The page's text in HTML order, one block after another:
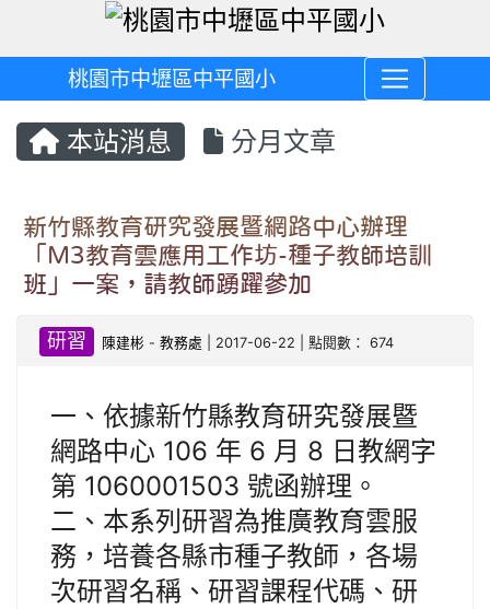
桃園市中壢區中平國小
本站消息 分月文章
新竹縣教育研究發展暨網路中心辦理
「M3教育雲應用工作坊-種子教師培訓
班」一案，請教師踴躍參加
研習 陳建彬 -教務處 | 2017-06-22 | 點閱數： 674
一、依據新竹縣教育研究發展暨
網路中心 106 年 6 月 8 日教網字
第 1060001503 號函辦理。
二、本系列研習為推廣教育雲服
務，培養各縣市種子教師，各場
次研習名稱、研習課程代碼、研